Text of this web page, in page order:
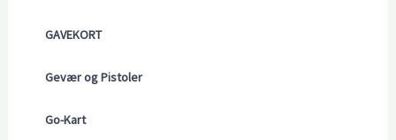
GAVEKORT
Gevær og Pistoler
Go-Kart